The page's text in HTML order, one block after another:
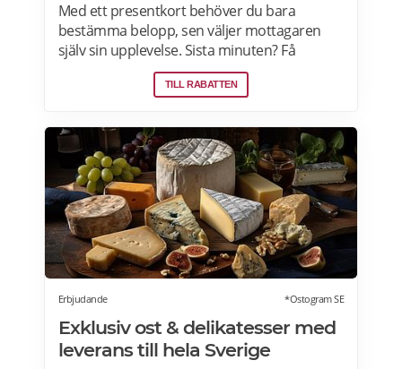
Med ett presentkort behöver du bara
bestämma belopp, sen väljer mottagaren
själv sin upplevelse. Sista minuten? Få
presentkortet med digital leverans direkt –
perfekt även i sista stund. Live it grundades
upplevelsepresenter i Sverige. Läs mer om
Live it presentkort här>>>
TILL RABATTEN
Erbjudande *Ostogram SE
Exklusiv ost & delikatesser med
leverans till hela Sverige